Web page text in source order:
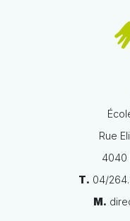
Rue
4040
T. 04/
M.